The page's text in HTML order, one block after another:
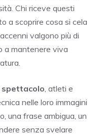
Chi riceve questi
a scoprire cosa si cela
valgono più di
a mantenere viva
spettacolo , atleti e
nelle loro immagini
una frase ambigua, un
senza svelare